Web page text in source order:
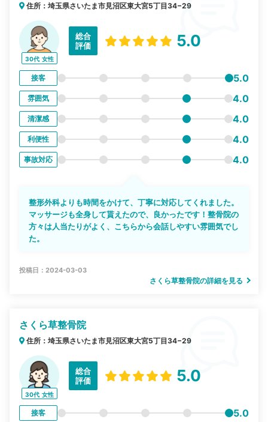
住所：埼玉県さいたま市見沼区東大宮5丁目34−29
30代 女性
総合
評価
5.0
接客 5.0
雰囲気 4.0
清潔感 4.0
利便性 4.0
事故対応 4.0
整形外科よりも時間をかけて、丁寧に対応してくれました。
マッサージも全身して貰えたので、良かったです！整骨院の
方々は人当たりがよく、こちらから会話しやすい雰囲気でし
た。
投稿日：2024-03-03
さくら草整骨院の詳細を見る
さくら草整骨院
住所：埼玉県さいたま市見沼区東大宮5丁目34−29
30代 女性
総合
評価
5.0
接客 5.0